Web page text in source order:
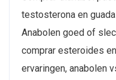
testosterona en
Anabolen goed of
comprar esteroides
ervaringen, anabolen